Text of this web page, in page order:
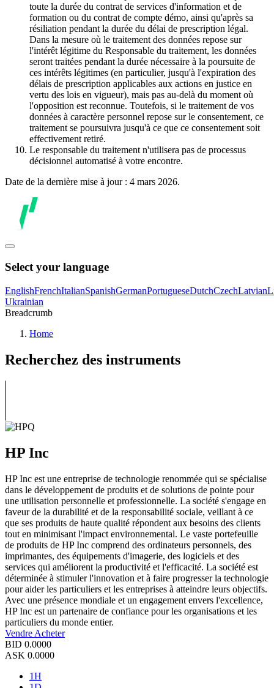
toute la durée du contrat de services d'information et de
formation ou du contrat de compte démo, ainsi qu'après sa
résiliation pendant la durée du délai de prescription légal.
Dans la mesure où le traitement des données repose sur
l'intérêt légitime du Responsable du traitement, les données
seront traitées pendant la durée nécessaire à la poursuite de
ces intérêts légitimes (en particulier, jusqu'à l'expiration des
délais de prescription applicables aux actions en justice en
vertu des lois en vigueur), mais pas au-delà du moment où
l'opposition est reconnue. Toutefois, si le traitement de vos
données à caractère personnel repose sur le consentement, ce
traitement se poursuivra jusqu'à ce que ce consentement soit
effectivement retiré.
Le responsable du traitement n'utilisera pas de processus
décisionnel automatisé à votre encontre.
Date de la dernière mise à jour : 4 mars 2026.
Select your language
EnglishFrenchItalianSpanishGermanPortugueseDutchCzechLatvian
Ukrainian
Breadcrumb
Home
Recherchez des instruments
HP Inc
HP Inc est une entreprise de technologie renommée qui se spécialise
dans le développement de produits et de solutions de pointe pour
une utilisation personnelle et professionnelle. La société s'engage en
faveur de la durabilité et de la responsabilité sociale, veillant à ce
que ses produits de haute qualité répondent aux besoins des clients
tout en minimisant l'impact environnemental. Le vaste portefeuille
de produits de HP Inc comprend des ordinateurs personnels, des
imprimantes, des équipements d'imagerie, des logiciels et des
services qui améliorent la productivité et l'efficacité. La société est
déterminée à stimuler l'innovation et à faire progresser la technologie
pour aider les particuliers et les entreprises à atteindre leurs objectifs.
Avec une présence mondiale et un engagement envers l'excellence,
HP Inc est un partenaire de confiance pour les organisations et les
particuliers du monde entier.
Vendre Acheter
BID 0.0000
ASK 0.0000
1H